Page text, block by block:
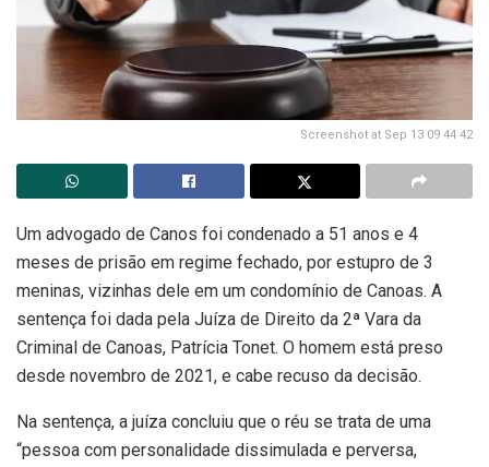
Screenshot at Sep 13 09 44 42
Um advogado de Canos foi condenado a 51 anos e 4
meses de prisão em regime fechado, por estupro de 3
meninas, vizinhas dele em um condomínio de Canoas. A
sentença foi dada pela Juíza de Direito da 2ª Vara da
Criminal de Canoas, Patrícia Tonet. O homem está preso
desde novembro de 2021, e cabe recuso da decisão.
Na sentença, a juíza concluiu que o réu se trata de uma
“pessoa com personalidade dissimulada e perversa,